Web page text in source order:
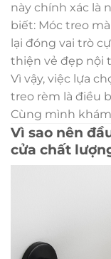
này chính xác là
biết: Móc treo
lại đóng vai trò
thiện vẻ đẹp nội
Vì vậy, việc lựa
treo rèm là điều
Cùng mình
Vì sao nên
cửa chất